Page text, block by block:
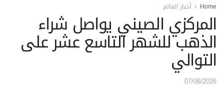
Home أخبار العالم
المركزي الصيني يواصل شراء
الذهب للشهر التاسع عشر على
التوالي
07/06/2026